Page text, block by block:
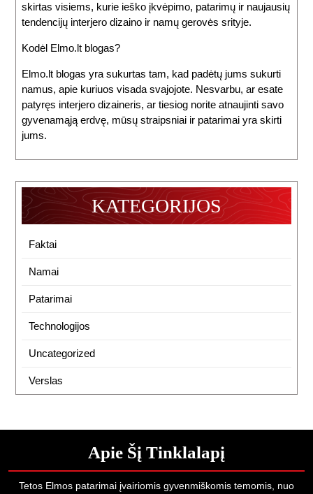
skirtas visiems, kurie ieško įkvėpimo, patarimų ir naujausių
tendencijų interjero dizaino ir namų gerovės srityje.
Kodėl Elmo.lt blogas?
Elmo.lt blogas yra sukurtas tam, kad padėtų jums sukurti
namus, apie kuriuos visada svajojote. Nesvarbu, ar esate
patyręs interjero dizaineris, ar tiesiog norite atnaujinti savo
gyvenamąją erdvę, mūsų straipsniai ir patarimai yra skirti
jums.
KATEGORIJOS
Faktai
Namai
Patarimai
Technologijos
Uncategorized
Verslas
Apie Šį Tinklalapį
Tetos Elmos patarimai įvairiomis gyvenmiškomis temomis, nuo